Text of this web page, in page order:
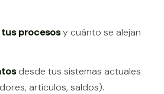
procesosy cuánto se alejan
desde tus sistemas actuales
artículos, saldos).